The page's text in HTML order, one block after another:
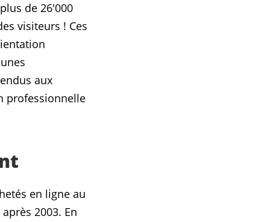
de 26'000
visiteurs ! Ces
aux
professionnelle
en ligne au
2003. En